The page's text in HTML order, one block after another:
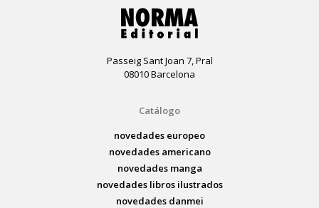
Passeig Sant Joan 7, Pral
08010 Barcelona
Catálogo
novedades europeo
novedades americano
novedades manga
novedades libros ilustrados
novedades danmei